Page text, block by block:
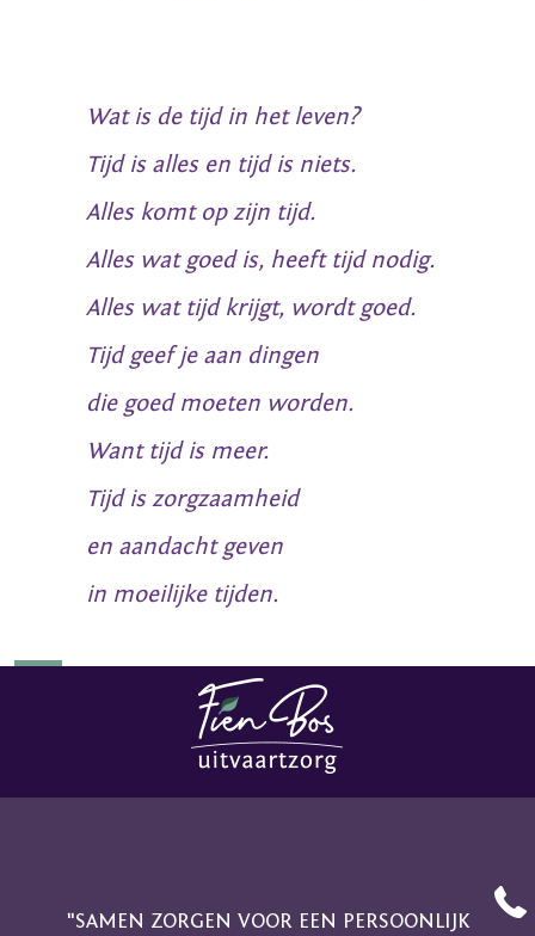
Wat is de tijd in het leven?
Tijd is alles en tijd is niets.
Alles komt op zijn tijd.
Alles wat goed is, heeft tijd nodig.
Alles wat tijd krijgt, wordt goed.
Tijd geef je aan dingen
die goed moeten worden.
Want tijd is meer.
Tijd is zorgzaamheid
en aandacht geven
in moeilijke tijden.
"SAMEN ZORGEN VOOR EEN PERSOONLIJK